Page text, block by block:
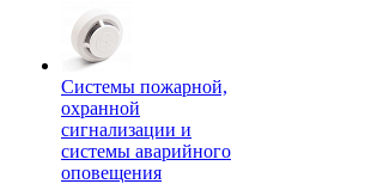
Системы пожарной,
охранной
сигнализации и
системы аварийного
оповещения